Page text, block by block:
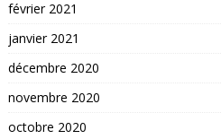
février 2021
janvier 2021
décembre 2020
novembre 2020
octobre 2020